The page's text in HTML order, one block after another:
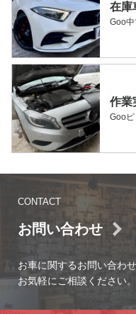
在庫
Goo
作業
Goo
CONTACT
お問い合わせ
お車に関するお問い合わ
お気軽にご相談ください。